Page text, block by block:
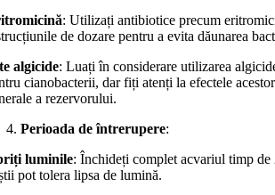
: Utilizați antibiotice precum
de dozare pentru a evita dăunarea
algicide: Luați în considerare utilizarea
cianobacterii, dar fiți atenți la efectele
a rezervorului.
Perioada de întrerupere:
luminile: Închideți complet acvariul timp
pot tolera lipsa de lumină.